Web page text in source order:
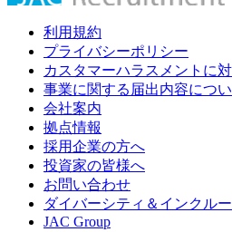
利用規約
プライバシーポリシー
カスタマーハラスメントに
事業に関する届出内容につ
会社案内
拠点情報
採用企業の方へ
投資家の皆様へ
お問い合わせ
ダイバーシティ＆インクル
JAC Group